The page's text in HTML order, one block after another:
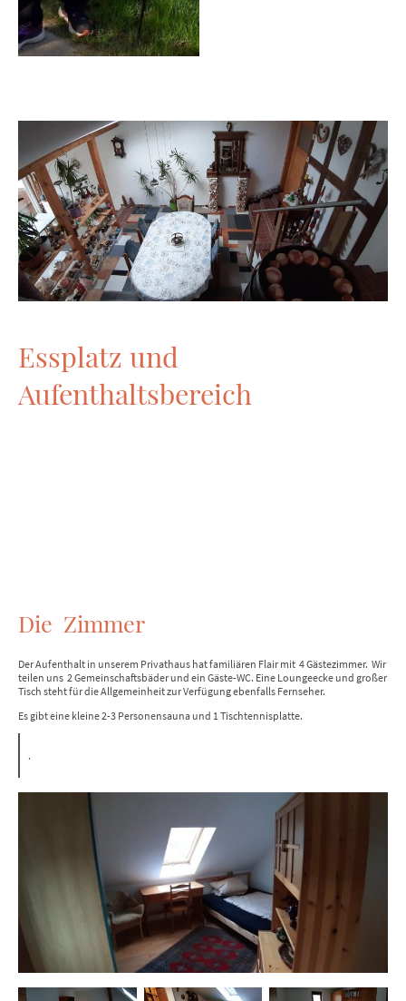
Essplatz und
Aufenthaltsbereich
Die Zimmer
Der Aufenthalt in unserem Privathaus hat familiären Flair mit 4 Gästezimmer. Wir
teilen uns 2 Gemeinschaftsbäder und ein Gäste-WC. Eine Loungeecke und großer
Tisch steht für die Allgemeinheit zur Verfügung ebenfalls Fernseher.
Es gibt eine kleine 2-3 Personensauna und 1 Tischtennisplatte.
.